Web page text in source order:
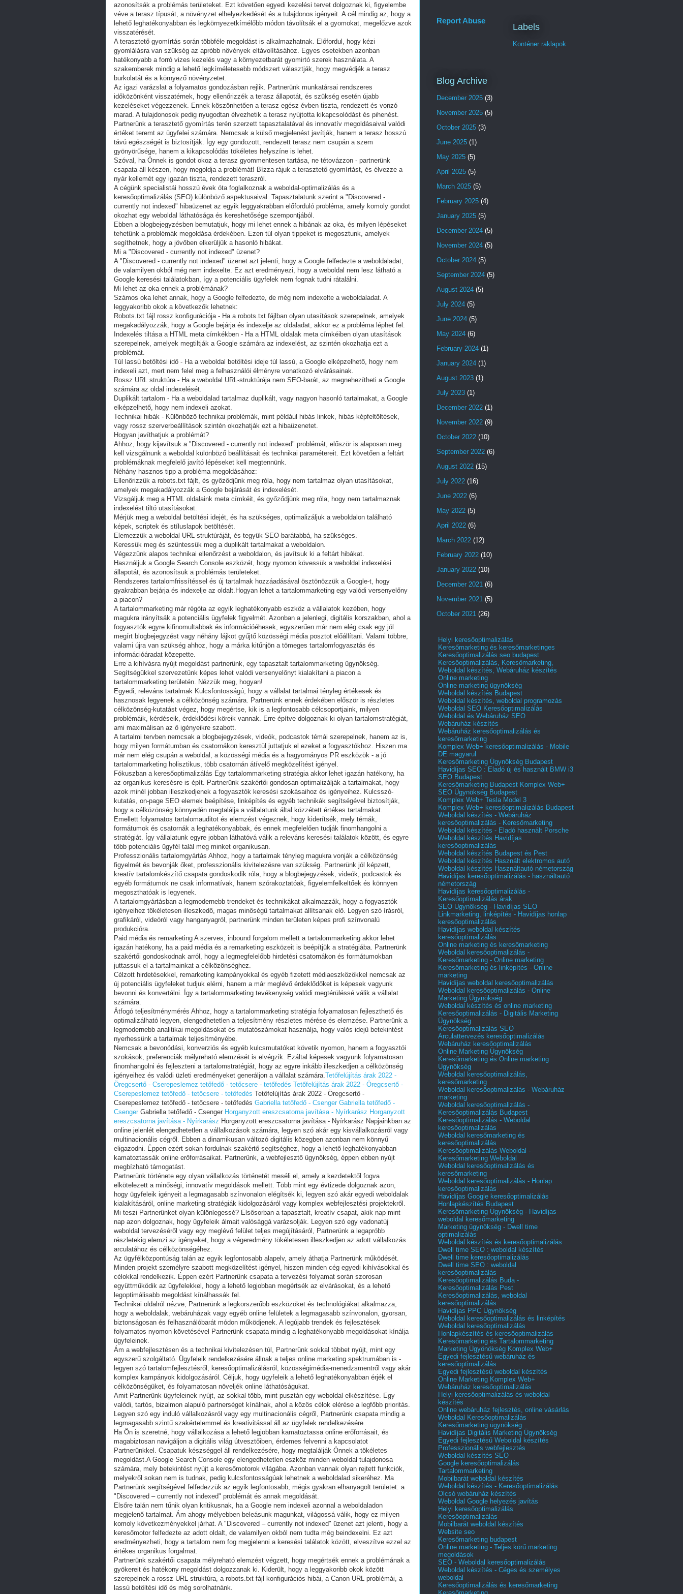
azonosítsák a problémás területeket. Ezt követően egyedi kezelési tervet dolgoznak ki, figyelembe
véve a terasz típusát, a növényzet elhelyezkedését és a tulajdonos igényeit. A cél mindig az, hogy a
lehető leghatékonyabban és legkörnyezetkímélőbb módon távolítsák el a gyomokat, megelőzve azok
visszatérését.
A terasztető gyomírtás során többféle megoldást is alkalmazhatnak. Előfordul, hogy kézi
gyomlálásra van szükség az apróbb növények eltávolításához. Egyes esetekben azonban
hatékonyabb a forró vizes kezelés vagy a környezetbarát gyomirtó szerek használata. A
szakemberek mindig a lehető legkíméletesebb módszert választják, hogy megvédjék a terasz
burkolatát és a környező növényzetet.
Az igazi varázslat a folyamatos gondozásban rejlik. Partnerünk munkatársai rendszeres
időközönként visszatérnek, hogy ellenőrizzék a terasz állapotát, és szükség esetén újabb
kezeléseket végezzenek. Ennek köszönhetően a terasz egész évben tiszta, rendezett és vonzó
marad. A tulajdonosok pedig nyugodtan élvezhetik a terasz nyújtotta kikapcsolódást és pihenést.
Partnerünk a terasztető gyomírtás terén szerzett tapasztalatával és innovatív megoldásaival valódi
értéket teremt az ügyfelei számára. Nemcsak a külső megjelenést javítják, hanem a terasz hosszú
távú egészségét is biztosítják. Így egy gondozott, rendezett terasz nem csupán a szem
gyönyörűsége, hanem a kikapcsolódás tökéletes helyszíne is lehet.
Szóval, ha Önnek is gondot okoz a terasz gyommentesen tartása, ne tétovázzon - partnerünk
csapata áll készen, hogy megoldja a problémát! Bízza rájuk a terasztető gyomírtást, és élvezze a
nyár kellemét egy igazán tiszta, rendezett teraszról.
A cégünk specialistái hosszú évek óta foglalkoznak a weboldal-optimalizálás és a
keresőoptimalizálás (SEO) különböző aspektusaival. Tapasztalatunk szerint a "Discovered -
currently not indexed" hibaüzenet az egyik leggyakrabban előforduló probléma, amely komoly gondot
okozhat egy weboldal láthatósága és kereshetősége szempontjából.
Ebben a blogbejegyzésben bemutatjuk, hogy mi lehet ennek a hibának az oka, és milyen lépéseket
tehetünk a problémák megoldása érdekében. Ezen túl olyan tippeket is megosztunk, amelyek
segíthetnek, hogy a jövőben elkerüljük a hasonló hibákat.
Mi a "Discovered - currently not indexed" üzenet?
A "Discovered - currently not indexed" üzenet azt jelenti, hogy a Google felfedezte a weboldaladat,
de valamilyen okból még nem indexelte. Ez azt eredményezi, hogy a weboldal nem lesz látható a
Google keresési találatokban, így a potenciális ügyfelek nem fognak tudni rátalálni.
Mi lehet az oka ennek a problémának?
Számos oka lehet annak, hogy a Google felfedezte, de még nem indexelte a weboldaladat. A
leggyakoribb okok a következők lehetnek:
Robots.txt fájl rossz konfigurációja - Ha a robots.txt fájlban olyan utasítások szerepelnek, amelyek
megakadályozzák, hogy a Google bejárja és indexelje az oldaladat, akkor ez a probléma léphet fel.
Indexelés tiltása a HTML meta címkékben - Ha a HTML oldalak meta címkéiben olyan utasítások
szerepelnek, amelyek megtiltják a Google számára az indexelést, az szintén okozhatja ezt a
problémát.
Túl lassú betöltési idő - Ha a weboldal betöltési ideje túl lassú, a Google elképzelhető, hogy nem
indexeli azt, mert nem felel meg a felhasználói élményre vonatkozó elvárásainak.
Rossz URL struktúra - Ha a weboldal URL-struktúrája nem SEO-barát, az megnehezítheti a Google
számára az oldal indexelését.
Duplikált tartalom - Ha a weboldalad tartalmaz duplikált, vagy nagyon hasonló tartalmakat, a Google
elképzelhető, hogy nem indexeli azokat.
Technikai hibák - Különböző technikai problémák, mint például hibás linkek, hibás képfeltöltések,
vagy rossz szerverbeállítások szintén okozhatják ezt a hibaüzenetet.
Hogyan javíthatjuk a problémát?
Ahhoz, hogy kijavítsuk a "Discovered - currently not indexed" problémát, először is alaposan meg
kell vizsgálnunk a weboldal különböző beállításait és technikai paramétereit. Ezt követően a feltárt
problémáknak megfelelő javító lépéseket kell megtennünk.
Néhány hasznos tipp a probléma megoldásához:
Ellenőrizzük a robots.txt fájlt, és győződjünk meg róla, hogy nem tartalmaz olyan utasításokat,
amelyek megakadályozzák a Google bejárását és indexelését.
Vizsgáljuk meg a HTML oldalaink meta címkéit, és győződjünk meg róla, hogy nem tartalmaznak
indexelést tiltó utasításokat.
Mérjük meg a weboldal betöltési idejét, és ha szükséges, optimalizáljuk a weboldalon található
képek, scriptek és stíluslapok betöltését.
Elemezzük a weboldal URL-struktúráját, és tegyük SEO-barátabbá, ha szükséges.
Keressük meg és szüntessük meg a duplikált tartalmakat a weboldalon.
Végezzünk alapos technikai ellenőrzést a weboldalon, és javítsuk ki a feltárt hibákat.
Használjuk a Google Search Console eszközét, hogy nyomon kövessük a weboldal indexelési
állapotát, és azonosítsuk a problémás területeket.
Rendszeres tartalomfrissítéssel és új tartalmak hozzáadásával ösztönözzük a Google-t, hogy
gyakrabban bejárja és indexelje az oldalt.Hogyan lehet a tartalommarketing egy valódi versenyelőny
a piacon?
A tartalommarketing már régóta az egyik leghatékonyabb eszköz a vállalatok kezében, hogy
magukra irányítsák a potenciális ügyfelek figyelmét. Azonban a jelenlegi, digitális korszakban, ahol a
fogyasztók egyre kifinomultabbak és információéhesek, egyszerűen már nem elég csak egy jól
megírt blogbejegyzést vagy néhány lájkot gyűjtő közösségi média posztot előállítani. Valami többre,
valami újra van szükség ahhoz, hogy a márka kitűnjön a tömeges tartalomfogyasztás és
információáradat közepette.
Erre a kihívásra nyújt megoldást partnerünk, egy tapasztalt tartalommarketing ügynökség.
Segítségükkel szervezetünk képes lehet valódi versenyelőnyt kialakítani a piacon a
tartalommarketing területén. Nézzük meg, hogyan!
Egyedi, releváns tartalmak Kulcsfontosságú, hogy a vállalat tartalmai tényleg értékesek és
hasznosak legyenek a célközönség számára. Partnerünk ennek érdekében először is részletes
célközönség-kutatást végez, hogy megértse, kik is a legfontosabb célcsoportjaink, milyen
problémáik, kérdéseik, érdeklődési köreik vannak. Erre építve dolgoznak ki olyan tartalomstratégiát,
ami maximálisan az ő igényeikre szabott.
A tartalmi tervben nemcsak a blogbejegyzések, videók, podcastok témái szerepelnek, hanem az is,
hogy milyen formátumban és csatornákon keresztül juttatjuk el ezeket a fogyasztókhoz. Hiszen ma
már nem elég csupán a weboldal, a közösségi média és a hagyományos PR eszközök - a jó
tartalommarketing holisztikus, több csatornán átívelő megközelítést igényel.
Fókuszban a keresőoptimalizálás Egy tartalommarketing stratégia akkor lehet igazán hatékony, ha
az organikus keresésre is épít. Partnerünk szakértői gondosan optimalizálják a tartalmakat, hogy
azok minél jobban illeszkedjenek a fogyasztók keresési szokásaihoz és igényeihez. Kulcsszó-
kutatás, on-page SEO elemek beépítése, linképítés és egyéb technikák segítségével biztosítják,
hogy a célközönség könnyedén megtalálja a vállalatunk által közzétett értékes tartalmakat.
Emellett folyamatos tartalomauditot és elemzést végeznek, hogy kiderítsék, mely témák,
formátumok és csatornák a leghatékonyabbak, és ennek megfelelően tudják finomhangolni a
stratégiát. Így vállalatunk egyre jobban láthatóvá válik a releváns keresési találatok között, és egyre
több potenciális ügyfél talál meg minket organikusan.
Professzionális tartalomgyártás Ahhoz, hogy a tartalmak tényleg magukra vonják a célközönség
figyelmét és bevonják őket, professzionális kivitelezésre van szükség. Partnerünk jól képzett,
kreatív tartalomkészítő csapata gondoskodik róla, hogy a blogbejegyzések, videók, podcastok és
egyéb formátumok ne csak informatívak, hanem szórakoztatóak, figyelemfelkeltőek és könnyen
megoszthatóak is legyenek.
A tartalomgyártásban a legmodernebb trendeket és technikákat alkalmazzák, hogy a fogyasztók
igényeihez tökéletesen illeszkedő, magas minőségű tartalmakat állítsanak elő. Legyen szó írásról,
grafikáról, videóról vagy hanganyagról, partnerünk minden területen képes profi színvonalú
produkcióra.
Paid média és remarketing A szerves, inbound forgalom mellett a tartalommarketing akkor lehet
igazán hatékony, ha a paid média és a remarketing eszközeit is beépítjük a stratégiába. Partnerünk
szakértői gondoskodnak arról, hogy a legmegfelelőbb hirdetési csatornákon és formátumokban
juttassuk el a tartalmainkat a célközönséghez.
Célzott hirdetésekkel, remarketing kampányokkal és egyéb fizetett médiaeszközökkel nemcsak az
új potenciális ügyfeleket tudjuk elérni, hanem a már meglévő érdeklődőket is képesek vagyunk
bevonni és konvertálni. Így a tartalommarketing tevékenység valódi megtérüléssé válik a vállalat
számára.
Átfogó teljesítménymérés Ahhoz, hogy a tartalommarketing stratégia folyamatosan fejleszthető és
optimalizálható legyen, elengedhetetlen a teljesítmény részletes mérése és elemzése. Partnerünk a
legmodernebb analitikai megoldásokat és mutatószámokat használja, hogy valós idejű betekintést
nyerhessünk a tartalmak teljesítményébe.
Nemcsak a bevonódási, konverziós és egyéb kulcsmutatókat követik nyomon, hanem a fogyasztói
szokások, preferenciák mélyreható elemzését is elvégzik. Ezáltal képesek vagyunk folyamatosan
finomhangolni és fejleszteni a tartalomstratégiát, hogy az egyre inkább illeszkedjen a célközönség
igényeihez és valódi üzleti eredményeket generáljon a vállalat számára.Tetőfelújítás árak 2022 -
Öregcsertő - Cserepeslemez tetőfedő - tetőcsere - tetőfedés Tetőfelújítás árak 2022 - Öregcsertő -
Cserepeslemez tetőfedő - tetőcsere - tetőfedés Tetőfelújítás árak 2022 - Öregcsertő -
Cserepeslemez tetőfedő - tetőcsere - tetőfedés Gabriella tetőfedő - Csenger Gabriella tetőfedő -
Csenger Gabriella tetőfedő - Csenger Horganyzott ereszcsatorna javítása - Nyírkarász Horganyzott
ereszcsatorna javítása - Nyírkarász Horganyzott ereszcsatorna javítása - Nyírkarász Napjainkban az
online jelenlét elengedhetetlen a vállalkozások számára, legyen szó akár egy kisvállalkozásról vagy
multinacionális cégről. Ebben a dinamikusan változó digitális közegben azonban nem könnyű
eligazodni. Éppen ezért sokan fordulnak szakértő segítséghez, hogy a lehető leghatékonyabban
kamatoztassák online erőforrásaikat. Partnerünk, a webfejlesztő ügynökség, éppen ebben nyújt
megbízható támogatást.
Partnerünk története egy olyan vállalkozás történetét meséli el, amely a kezdetektől fogva
elkötelezett a minőségi, innovatív megoldások mellett. Több mint egy évtizede dolgoznak azon,
hogy ügyfeleik igényeit a legmagasabb színvonalon elégítsék ki, legyen szó akár egyedi weboldalak
kialakításáról, online marketing stratégiák kidolgozásáról vagy komplex webfejlesztési projektekről.
Mi teszi Partnerünket olyan különlegessé? Elsősorban a tapasztalt, kreatív csapat, akik nap mint
nap azon dolgoznak, hogy ügyfeleik álmait valósággá varázsolják. Legyen szó egy vadonatúj
weboldal tervezéséről vagy egy meglévő felület teljes megújításáról, Partnerünk a legapróbb
részletekig elemzi az igényeket, hogy a végeredmény tökéletesen illeszkedjen az adott vállalkozás
arculatához és célközönségéhez.
Az ügyfélközpontúság talán az egyik legfontosabb alapelv, amely áthatja Partnerünk működését.
Minden projekt személyre szabott megközelítést igényel, hiszen minden cég egyedi kihívásokkal és
célokkal rendelkezik. Éppen ezért Partnerünk csapata a tervezési folyamat során szorosan
együttműködik az ügyfelekkel, hogy a lehető legjobban megértsék az elvárásokat, és a lehető
legoptimálisabb megoldást kínálhassák fel.
Technikai oldalról nézve, Partnerünk a legkorszerűbb eszközöket és technológiákat alkalmazza,
hogy a weboldalak, webáruházak vagy egyéb online felületek a legmagasabb színvonalon, gyorsan,
biztonságosan és felhasználóbarát módon működjenek. A legújabb trendek és fejlesztések
folyamatos nyomon követésével Partnerünk csapata mindig a leghatékonyabb megoldásokat kínálja
ügyfeleinek.
Ám a webfejlesztésen és a technikai kivitelezésen túl, Partnerünk sokkal többet nyújt, mint egy
egyszerű szolgáltató. Ügyfeleik rendelkezésére állnak a teljes online marketing spektrumában is -
legyen szó tartalomfejlesztésről, keresőoptimalizálásról, közösségimédia-menedzsmentről vagy akár
komplex kampányok kidolgozásáról. Céljuk, hogy ügyfeleik a lehető leghatékonyabban érjék el
célközönségüket, és folyamatosan növeljék online láthatóságukat.
Amit Partnerünk ügyfeleinek nyújt, az sokkal több, mint pusztán egy weboldal elkészítése. Egy
valódi, tartós, bizalmon alapuló partnerséget kínálnak, ahol a közös célok elérése a legfőbb prioritás.
Legyen szó egy induló vállalkozásról vagy egy multinacionális cégről, Partnerünk csapata mindig a
legmagasabb szintű szakértelemmel és kreativitással áll az ügyfelek rendelkezésére.
Ha Ön is szeretné, hogy vállalkozása a lehető legjobban kamatoztassa online erőforrásait, és
magabiztosan navigáljon a digitális világ útvesztőiben, érdemes felvenni a kapcsolatot
Partnerünkkel. Csapatuk készséggel áll rendelkezésére, hogy megtalálják Önnek a tökéletes
megoldást.A Google Search Console egy elengedhetetlen eszköz minden weboldal tulajdonosa
számára, mely betekintést nyújt a keresőmotorok világába. Azonban vannak olyan rejtett funkciók,
melyekről sokan nem is tudnak, pedig kulcsfontosságúak lehetnek a weboldalad sikeréhez. Ma
Partnerünk segítségével felfedezzük az egyik legfontosabb, mégis gyakran elhanyagolt területet: a
"Discovered – currently not indexed" problémát és annak megoldását.
Elsőre talán nem tűnik olyan kritikusnak, ha a Google nem indexeli azonnal a weboldaladon
megjelenő tartalmat. Ám ahogy mélyebben beleásunk magunkat, világossá válik, hogy ez milyen
komoly következményekkel járhat. A "Discovered – currently not indexed" üzenet azt jelenti, hogy a
keresőmotor felfedezte az adott oldalt, de valamilyen okból nem tudta még beindexelni. Ez azt
eredményezheti, hogy a tartalom nem fog megjelenni a keresési találatok között, elveszítve ezzel az
értékes organikus forgalmat.
Partnerünk szakértői csapata mélyreható elemzést végzett, hogy megértsék ennek a problémának a
gyökereit és hatékony megoldást dolgozzanak ki. Kiderült, hogy a leggyakoribb okok között
szerepelnek a rossz URL-struktúra, a robots.txt fájl konfigurációs hibái, a Canon URL problémái, a
lassú betöltési idő és még sorolhatnánk.
Report Abuse
Labels
Konténer raklapok
Blog Archive
December 2025 (3)
November 2025 (5)
October 2025 (3)
June 2025 (1)
May 2025 (5)
April 2025 (5)
March 2025 (5)
February 2025 (4)
January 2025 (5)
December 2024 (5)
November 2024 (5)
October 2024 (5)
September 2024 (5)
August 2024 (5)
July 2024 (5)
June 2024 (5)
May 2024 (6)
February 2024 (1)
January 2024 (1)
August 2023 (1)
July 2023 (1)
December 2022 (1)
November 2022 (9)
October 2022 (10)
September 2022 (6)
August 2022 (15)
July 2022 (16)
June 2022 (6)
May 2022 (5)
April 2022 (6)
March 2022 (12)
February 2022 (10)
January 2022 (10)
December 2021 (6)
November 2021 (5)
October 2021 (26)
Helyi keresőoptimalizálás
Keresőmarketing és keresőmarketinges
Keresőoptimalizálás seo budapest
Keresőoptimalizálás, Keresőmarketing,
Weboldal készítés, Webáruház készítés
Online marketing
Online marketing ügynökség
Weboldal készítés Budapest
Weboldal készítés, weboldal programozás
Weboldal SEO Keresőoptimalizálás
Weboldal és Webáruház SEO
Webáruház készítés
Webáruház keresőoptimalizálás és
keresőmarketing
Komplex Web+ keresőoptimalizálás - Mobile
DE magyarul
Keresőmarketing Ügynökség Budapest
Havidíjas SEO : Eladó új és használt BMW i3
SEO Budapest
Keresőmarketing Budapest Komplex Web+
SEO Ügynökség Budapest
Komplex Web+ Tesla Model 3
Komplex Web+ keresőoptimalizálás Budapest
Weboldal készítés - Webáruház
keresőoptimalizálás - Keresőmarketing
Weboldal készítés - Eladó használt Porsche
Weboldal készítés Havidíjas
keresőoptimalizálás
Weboldal készítés Budapest és Pest
Weboldal készítés Használt elektromos autó
Weboldal készítés Használtautó németország
Havidíjas keresőoptimalizálás - használtautó
németország
Havidíjas keresőoptimalizálás -
Keresőoptimalizálás árak
SEO Ügynökség - Havidíjas SEO
Linkmarketing, linképítés - Havidíjas honlap
keresőoptimalizálás
Havidíjas weboldal készítés
keresőoptimalizálás
Online marketing és keresőmarketing
Weboldal keresőoptimalizálás -
Keresőmarketing - Online marketing
Keresőmarketing és linképítés - Online
marketing
Havidíjas weboldal keresőoptimalizálás
Weboldal keresőoptimalizálás - Online
Marketing Ügynökség
Weboldal készítés és online marketing
Keresőoptimalizálás - Digitális Marketing
Ügynökség
Keresőoptimalizálás SEO
Arculattervezés keresőoptimalizálás
Webáruház keresőoptimalizálás
Online Marketing Ügynökség
Keresőmarketing és Online marketing
Ügynökség
Weboldal keresőoptimalizálás,
keresőmarketing
Weboldal keresőoptimalizálás - Webáruház
marketing
Weboldal keresőoptimalizálás -
Keresőoptimalizálás Budapest
Keresőoptimalizálás - Weboldal
keresőoptimalizálás
Weboldal keresőmarketing és
keresőoptimalizálás
Keresőoptimalizálás Weboldal -
Keresőmarketing Weboldal
Weboldal keresőoptimalizálás és
keresőmarketing
Weboldal keresőoptimalizálás - Honlap
keresőoptimalizálás
Havidíjas Google keresőoptimalizálás
Honlapkészítés Budapest
Keresőmarketing Ügynökség - Havidíjas
weboldal keresőmarketing
Marketing ügynökség - Dwell time
optimalizálás
Weboldal készítés és keresőoptimalizálás
Dwell time SEO : weboldal készítés
Dwell time keresőoptimalizálás
Dwell time SEO : weboldal
keresőoptimalizálás
Keresőoptimalizálás Buda -
Keresőoptimalizálás Pest
Keresőoptimalizálás, weboldal
keresőoptimalizálás
Havidíjas PPC Ügynökség
Weboldal keresőoptimalizálás és linképítés
Weboldal keresőoptimalizálás
Honlapkészítés és keresőoptimalizálás
Keresőmarketing és Tartalommarketing
Marketing Ügyönökség Komplex Web+
Egyedi fejlesztésű webáruház és
keresőoptimalizálás
Egyedi fejlesztésű weboldal készítés
Online Marketing Komplex Web+
Webáruház keresőoptimalizálás
Helyi keresőoptimalizálás és weboldal
készítés
Online webáruház fejlesztés, online vásárlás
Weboldal Keresőoptimalizálás
Keresőmarketing ügynökség
Havidíjas Digitális Marketing Ügynökség
Egyedi fejlesztésű Weboldal készítés
Professzionális webfejlesztés
Weboldal készítés SEO
Google keresőoptimalizálás
Tartalommarketing
Mobilbarát weboldal készítés
Weboldal készítés - Keresőoptimalizálás
Olcsó webáruház készítés
Weboldal Google helyezés javítás
Helyi keresőoptimalizálás
Keresőoptimalizálás
Mobilbarát weboldal készítés
Website seo
Keresőmarketing budapest
Online marketing - Teljes körű marketing
megoldások
SEO - Weboldal keresőoptimalizálás
Weboldal készítés - Céges és személyes
weboldal
Keresőoptimalizálás és keresőmarketing
Keresőmarketing